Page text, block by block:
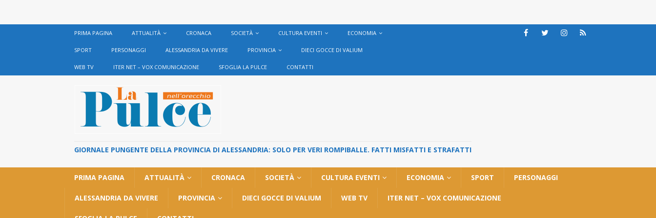
PRIMA PAGINA ATTUALITÀ CRONACA SOCIETÀ CULTURA EVENTI ECONOMIA
SPORT PERSONAGGI ALESSANDRIA DA VIVERE PROVINCIA DIECI GOCCE DI VALIUM
WEB TV ITER NET – VOX COMUNICAZIONE SFOGLIA LA PULCE CONTATTI
GIORNALE PUNGENTE DELLA PROVINCIA DI ALESSANDRIA: SOLO PER VERI ROMPIBALLE. FATTI MISFATTI E STRAFATTI
PRIMA PAGINA ATTUALITÀ CRONACA SOCIETÀ CULTURA EVENTI ECONOMIA SPORT PERSONAGGI
ALESSANDRIA DA VIVERE PROVINCIA DIECI GOCCE DI VALIUM WEB TV ITER NET – VOX COMUNICAZIONE